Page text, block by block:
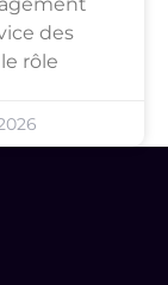
des
rôle